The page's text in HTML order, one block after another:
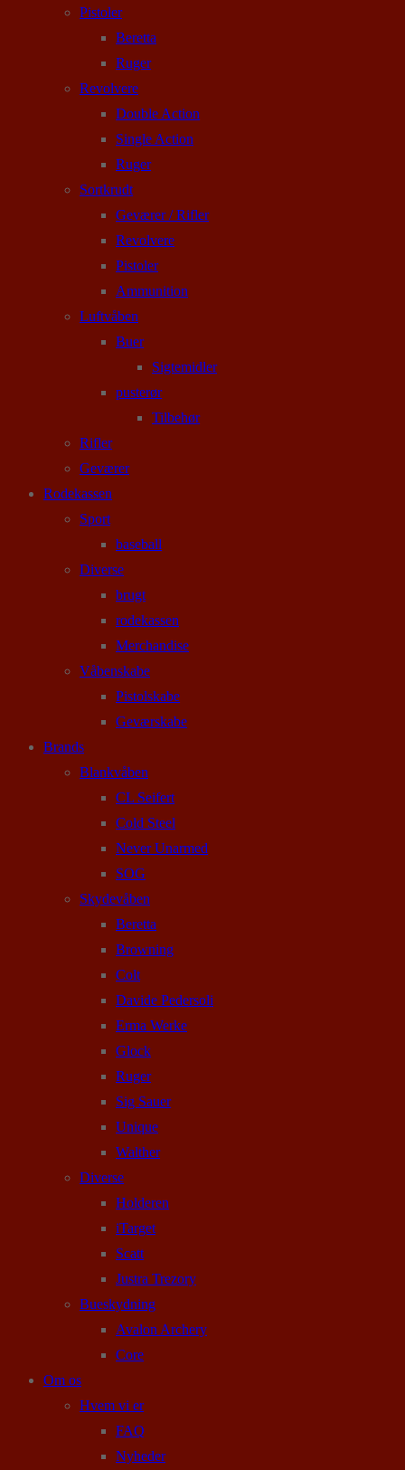
Pistoler
Beretta
Ruger
Revolvere
Double Action
Single Action
Ruger
Sortkrudt
Geværer / Rifler
Revolvere
Pistoler
Ammunition
Luftvåben
Buer
Sigtemidler
pusterør
Tilbehør
Rifler
Geværer
Rodekassen
Sport
baseball
Diverse
brugt
rodekassen
Merchandise
Våbenskabe
Pistolskabe
Geværskabe
Brands
Blankvåben
CL Seifert
Cold Steel
Never Unarmed
SOG
Skydevåben
Beretta
Browning
Colt
Davide Pedersoli
Erma Werke
Glock
Ruger
Sig Sauer
Unique
Walther
Diverse
Holderen
iTarget
Scatt
Justra Trezory
Bueskydning
Avalon Archery
Core
Om os
Hvem vi er
FAQ
Nyheder